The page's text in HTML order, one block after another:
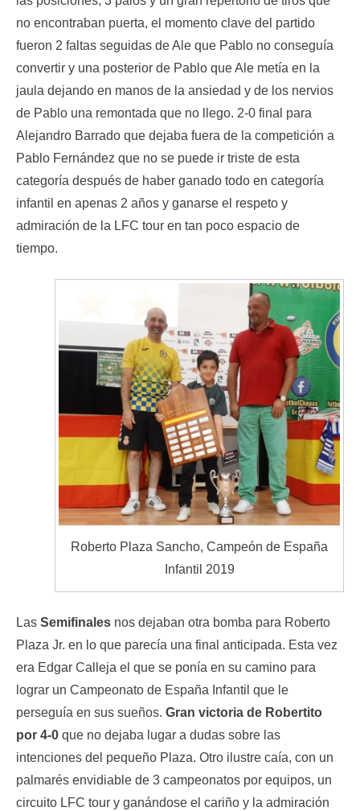
no encontraban puerta, el momento clave del partido
fueron 2 faltas seguidas de Ale que Pablo no conseguía
convertir y una posterior de Pablo que Ale metía en la
jaula dejando en manos de la ansiedad y de los nervios
de Pablo una remontada que no llego. 2-0 final para
Alejandro Barrado que dejaba fuera de la competición a
Pablo Fernández que no se puede ir triste de esta
categoría después de haber ganado todo en categoría
infantil en apenas 2 años y ganarse el respeto y
admiración de la LFC tour en tan poco espacio de
tiempo.
Roberto Plaza Sancho, Campeón de España
Infantil 2019
Las Semifinales nos dejaban otra bomba para Roberto
Plaza Jr. en lo que parecía una final anticipada. Esta vez
era Edgar Calleja el que se ponía en su camino para
lograr un Campeonato de España Infantil que le
perseguía en sus sueños. Gran victoria de Robertito
por 4-0 que no dejaba lugar a dudas sobre las
intenciones del pequeño Plaza. Otro ilustre caía, con un
palmarés envidiable de 3 campeonatos por equipos, un
circuito LFC tour y ganándose el cariño y la admiración